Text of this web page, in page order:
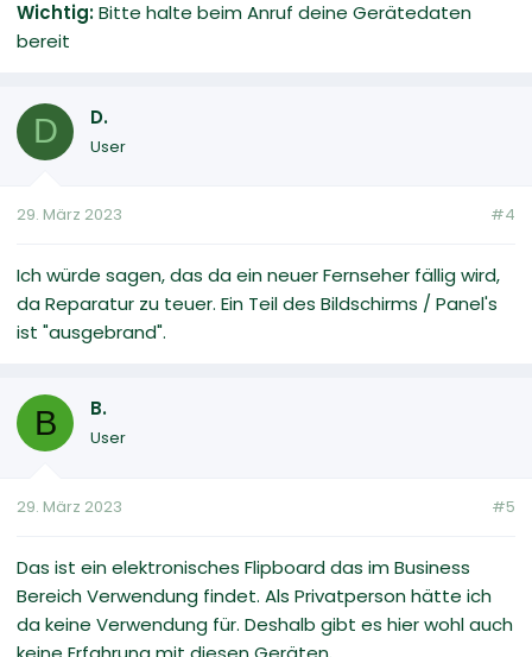
Wichtig:Bitte halte beim Anruf deine Gerätedaten
bereit
D D.
User
29. März 2023 #4
Ich würde sagen, das da ein neuer Fernseher fällig wird,
da Reparatur zu teuer. Ein Teil des Bildschirms / Panel's
ist "ausgebrand".
B B.
User
29. März 2023 #5
Das ist ein elektronisches Flipboard das im Business
Bereich Verwendung findet. Als Privatperson hätte ich
da keine Verwendung für. Deshalb gibt es hier wohl auch